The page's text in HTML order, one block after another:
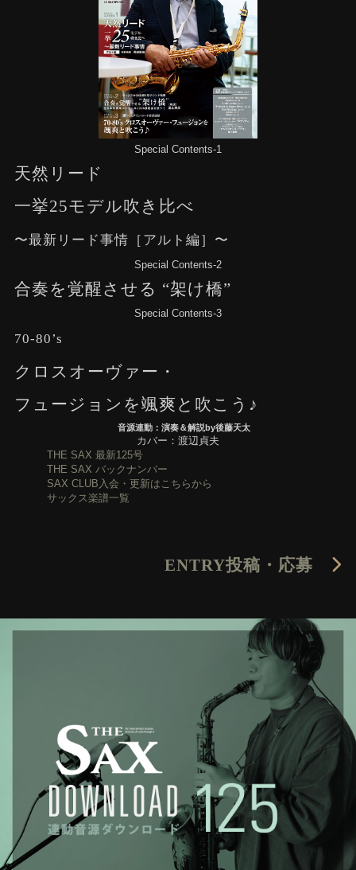
Special Contents-1
天然リード
一挙25モデル吹き比べ
〜最新リード事情［アルト編］〜
Special Contents-2
合奏を覚醒させる “架け橋”
Special Contents-3
70-80’s
クロスオーヴァー・
フュージョンを颯爽と吹こう♪
音源連動：演奏＆解説by後藤天太
カバー：渡辺貞夫
THE SAX 最新125号
THE SAX バックナンバー
SAX CLUB入会・更新はこちらから
サックス楽譜一覧
ENTRY投稿・応募